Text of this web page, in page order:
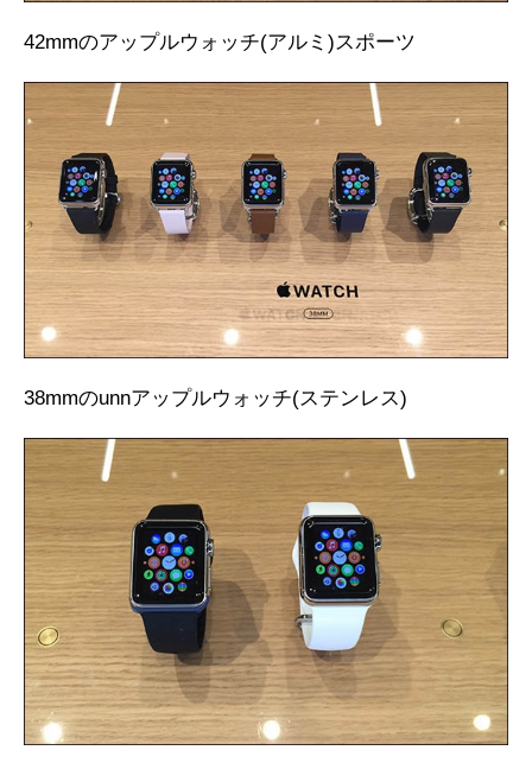
42mmのアップルウォッチ(アルミ)スポーツ
38mmのunnアップルウォッチ(ステンレス)